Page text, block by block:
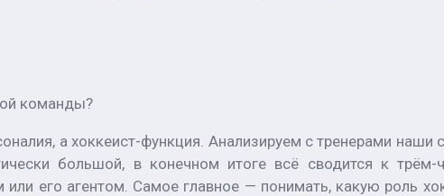
команды?
а хоккеист-функция. Анализируем с тренерами
большой, в конечном итоге всё сводится к
его агентом. Самое главное — понимать, какую роль